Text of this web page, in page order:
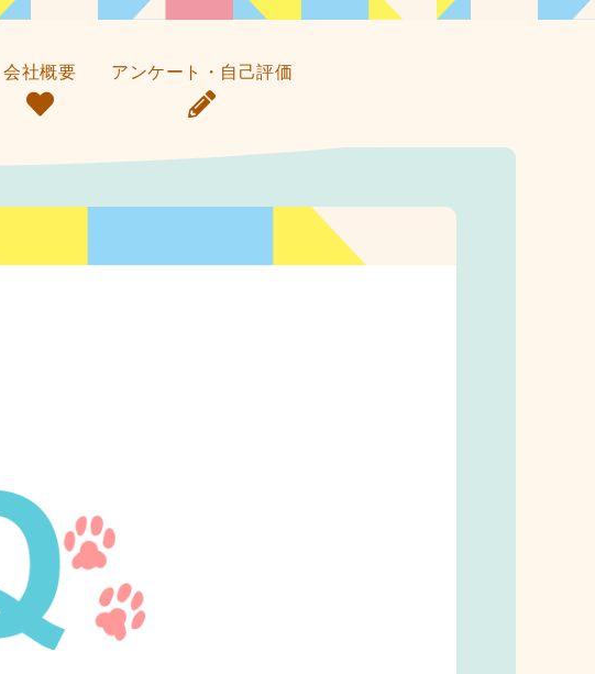
会社概要 アンケート・自己評価